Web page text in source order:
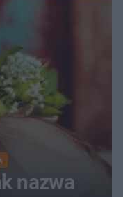
nazwa